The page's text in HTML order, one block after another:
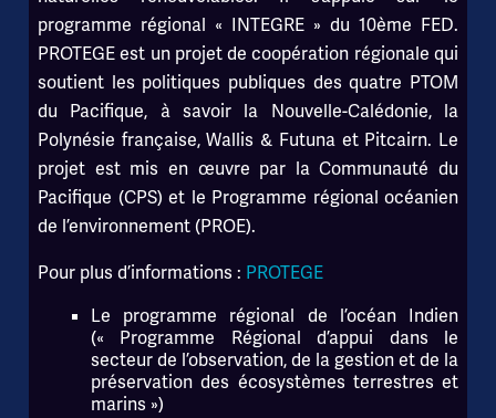
programme régional « INTEGRE » du 10ème FED.
PROTEGE est un projet de coopération régionale qui
soutient les politiques publiques des quatre PTOM
du Pacifique, à savoir la Nouvelle-Calédonie, la
Polynésie française, Wallis & Futuna et Pitcairn. Le
projet est mis en œuvre par la Communauté du
Pacifique (CPS) et le Programme régional océanien
de l’environnement (PROE).
Pour plus d’informations : PROTEGE
Le programme régional de l’océan Indien
(« Programme Régional d’appui dans le
secteur de l’observation, de la gestion et de la
préservation des écosystèmes terrestres et
marins »)